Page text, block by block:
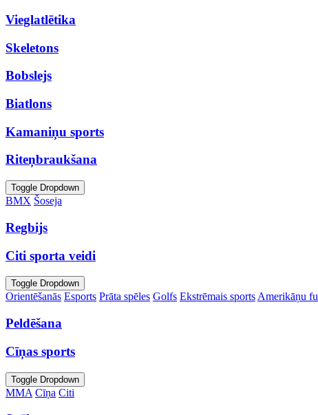
Vieglatlētika
Skeletons
Bobslejs
Biatlons
Kamaniņu sports
Riteņbraukšana
Toggle Dropdown
BMX Šoseja
Regbijs
Citi sporta veidi
Toggle Dropdown
Orientēšanās Esports Prāta spēles Golfs Ekstrēmais sports Amerikāņu
Peldēšana
Cīņas sports
Toggle Dropdown
MMA Cīņa Citi